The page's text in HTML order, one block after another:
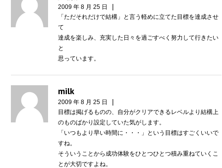
2009 年 8 月 25 日 |
「ただそれだけで結構」と言う軽めに立てた目標を達成させ
て
達成を楽しみ、充実した日々を過ごすべく努力して行きたい
と
思っています。
milk
2009 年 8 月 25 日 |
目標は掲げるものの、自分がクリアできるレベルより結構上
のものばかり設定していた気がします。
「いつもより早い時間に・・・」という目標はすごくいいで
すね。
そういうことから成功体験をひとつひとつ積み重ねていくこ
とが大切ですよね。